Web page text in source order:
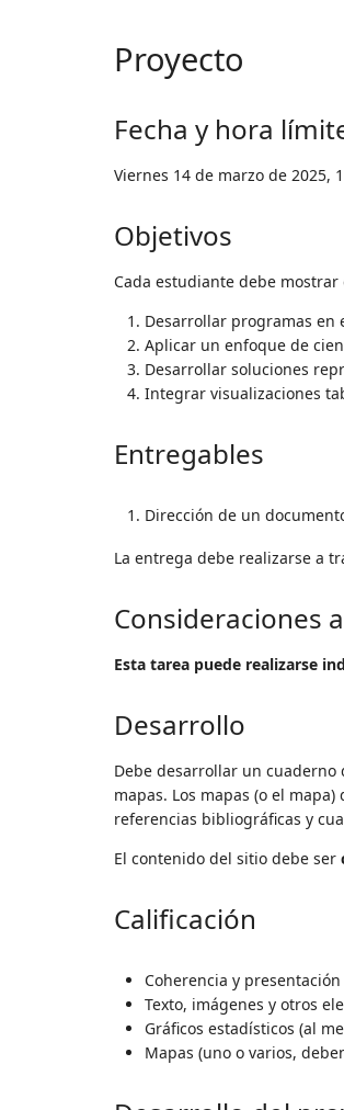
Proyecto
Fecha y hora
Viernes 14 de marzo de 2025,
Objetivos
Cada estudiante debe mostrar
Desarrollar programas en
Aplicar un enfoque de
Desarrollar soluciones
Integrar visualizaciones
Entregables
Dirección de un
La entrega debe realizarse a
Consideraciones
Esta tarea puede realizarse
Desarrollo
Debe desarrollar un cuaderno
mapas. Los mapas (o el
referencias bibliográficas y
El contenido del sitio debe ser
Calificación
Coherencia y
Texto, imágenes y otros
Gráficos estadísticos (al
Mapas (uno o varios,